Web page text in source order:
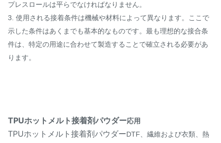
プレスロールは平らでなければなりません。
3. 使用される接着条件は機械や材料によって異なります。ここで
示した条件はあくまでも基本的なものです。最も理想的な接合条
件は、特定の用途に合わせて製造することで確立される必要があ
ります。
TPUホットメルト接着剤パウダー応用
TPUホットメルト接着剤パウダーDTF、繊維および衣類、熱